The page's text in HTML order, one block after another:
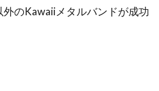
外のKawaiiメタルバンドが成功